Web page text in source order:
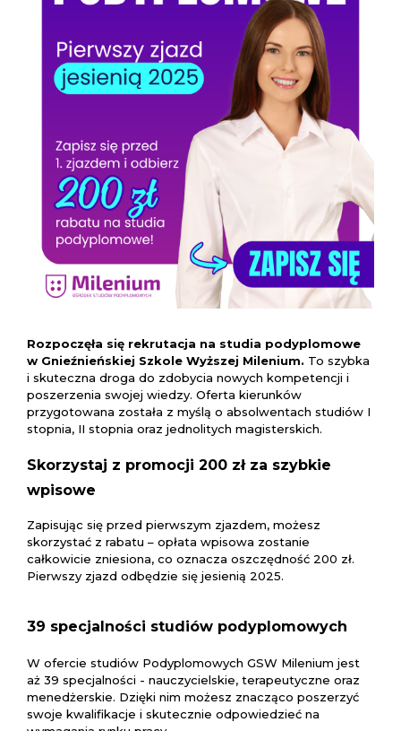
Rozpoczęła się rekrutacja na studia podyplomowe
w Gnieźnieńskiej Szkole Wyższej Milenium. To szybka
i skuteczna droga do zdobycia nowych kompetencji i
poszerzenia swojej wiedzy. Oferta kierunków
przygotowana została z myślą o absolwentach studiów I
stopnia, II stopnia oraz jednolitych magisterskich.
Skorzystaj z promocji 200 zł za szybkie
wpisowe
Zapisując się przed pierwszym zjazdem, możesz
skorzystać z rabatu – opłata wpisowa zostanie
całkowicie zniesiona, co oznacza oszczędność 200 zł.
Pierwszy zjazd odbędzie się jesienią 2025.
39 specjalności studiów podyplomowych
W ofercie studiów Podyplomowych GSW Milenium jest
aż 39 specjalności - nauczycielskie, terapeutyczne oraz
menedżerskie. Dzięki nim możesz znacząco poszerzyć
swoje kwalifikacje i skutecznie odpowiedzieć na